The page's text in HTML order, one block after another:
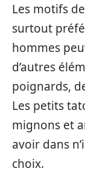
Les motifs
surtout
hommes
d’autres
poignards,
Les petits
mignons et
avoir dans
choix.